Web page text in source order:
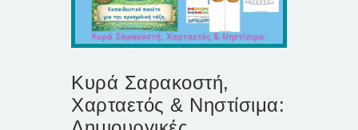
Κυρά Σαρακοστή,
Χαρταετός & Νηστίσιμα: